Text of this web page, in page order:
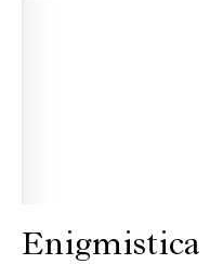
Enigmistica